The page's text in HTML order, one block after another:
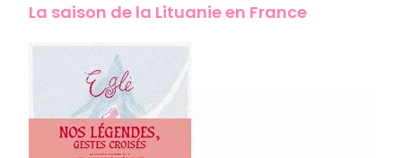
La saison de la Lituanie en France